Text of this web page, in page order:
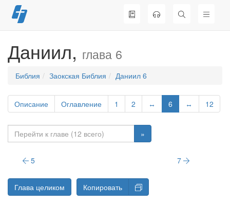
Перейти
к
Даниил, глава 6
Библия Заокская Библия Даниил 6
Описание Оглавление 1 2 ↔ 6 ↔ 12
»
5 7
Глава целиком Копировать